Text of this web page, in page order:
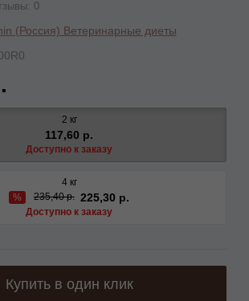
0
(Россия) Ветеринарные диеты
2 кг
117,60 р.
Доступно к заказу
4 кг
%
235,40 р. 225,30 р.
Доступно к заказу
Купить в один клик